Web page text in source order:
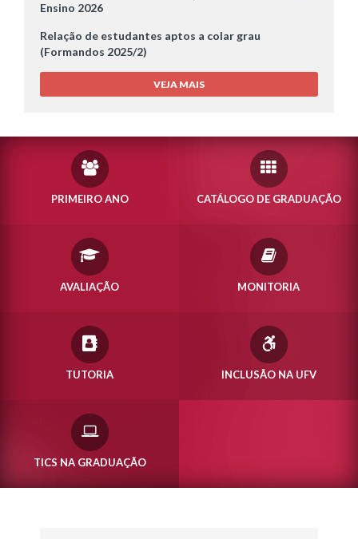
Ensino 2026
Relação de estudantes aptos a colar grau
(Formandos 2025/2)
VEJA MAIS
PRIMEIRO ANO CATÁLOGO DE GRADUAÇÃO
AVALIAÇÃO MONITORIA
TUTORIA INCLUSÃO NA UFV
TICS NA GRADUAÇÃO